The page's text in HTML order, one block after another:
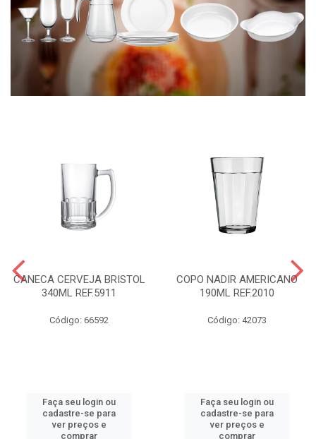
CANECA CERVEJA BRISTOL
340ML REF.5911
Código: 66592
Faça seu login ou
cadastre-se para
ver preços e
comprar
COPO NADIR AMERICANO
190ML REF.2010
Código: 42073
Faça seu login ou
cadastre-se para
ver preços e
comprar